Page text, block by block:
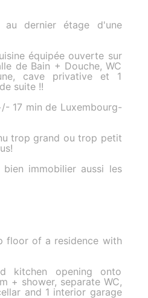
au dernier étage d'une
équipée ouverte sur
de Bain + Douche, WC
cave privative et 1
suite !!
17 min de Luxembourg-
trop grand ou trop petit
immobilier aussi les
floor of a residence with
kitchen opening onto
+ shower, separate WC,
and 1 interior garage